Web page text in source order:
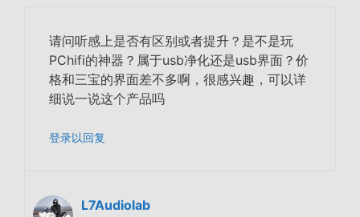
请问听感上是否有区别或者提升？是不是玩
PChifi的神器？属于usb净化还是usb界面？价
格和三宝的界面差不多啊，很感兴趣，可以详
细说一说这个产品吗
登录以回复
L7Audiolab